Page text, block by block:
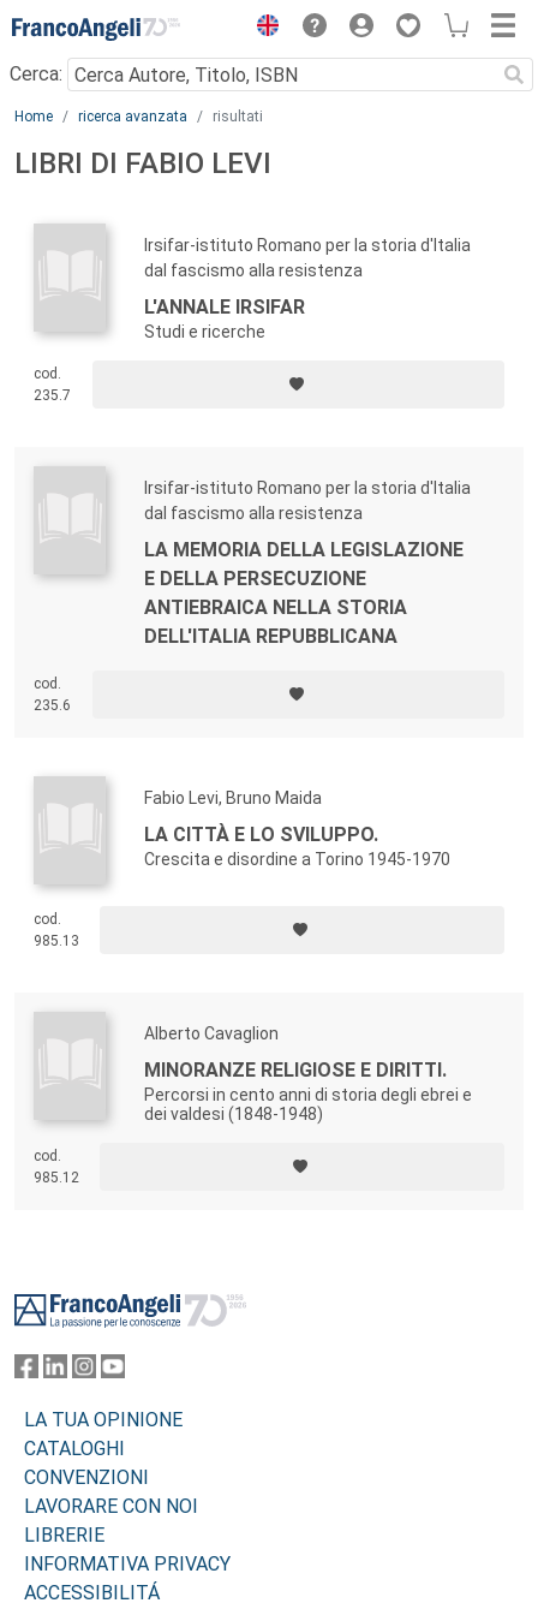
Menu
Cerca:
Main content
Home ricerca avanzata risultati
LIBRI DI FABIO LEVI
Irsifar-istituto Romano per la storia d'Italia
dal fascismo alla resistenza
L'ANNALE IRSIFAR
Studi e ricerche
cod.
235.7
Irsifar-istituto Romano per la storia d'Italia
dal fascismo alla resistenza
LA MEMORIA DELLA LEGISLAZIONE
E DELLA PERSECUZIONE
ANTIEBRAICA NELLA STORIA
DELL'ITALIA REPUBBLICANA
cod.
235.6
Fabio Levi, Bruno Maida
LA CITTÀ E LO SVILUPPO.
Crescita e disordine a Torino 1945-1970
cod.
985.13
Alberto Cavaglion
MINORANZE RELIGIOSE E DIRITTI.
Percorsi in cento anni di storia degli ebrei e
dei valdesi (1848-1948)
cod.
985.12
LA TUA OPINIONE
CATALOGHI
CONVENZIONI
LAVORARE CON NOI
LIBRERIE
INFORMATIVA PRIVACY
ACCESSIBILITÁ